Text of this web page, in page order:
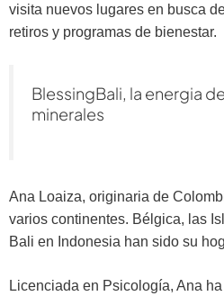
visita nuevos lugares en busca
retiros y programas de bienestar.
BlessingBali, la energia
minerales
Ana Loaiza, originaria de
varios continentes. Bélgica, las
Bali en Indonesia han sido su
Licenciada en Psicología, Ana